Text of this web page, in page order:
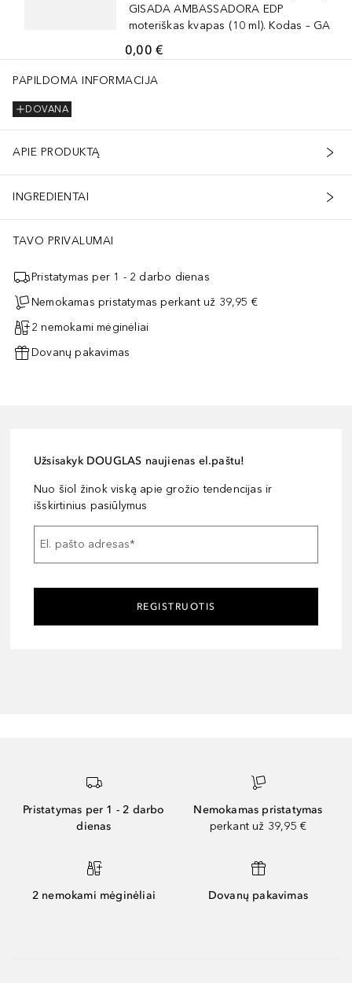
GISADA AMBASSADORA EDP
moteriškas kvapas (10 ml). Kodas – GA
0,00 €
PAPILDOMA INFORMACIJA
DOVANA
APIE PRODUKTĄ
INGREDIENTAI
TAVO PRIVALUMAI
Pristatymas per 1 - 2 darbo dienas
Nemokamas pristatymas perkant už 39,95 €
2 nemokami mėginėliai
Dovanų pakavimas
Užsisakyk DOUGLAS naujienas el.paštu!
Nuo šiol žinok viską apie grožio tendencijas ir
išskirtinius pasiūlymus
El. pašto adresas*
REGISTRUOTIS
Pristatymas per 1 - 2 darbo
dienas
Nemokamas pristatymas
perkant už 39,95 €
2 nemokami mėginėliai Dovanų pakavimas